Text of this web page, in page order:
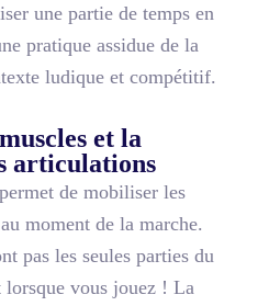
une partie de temps en
pratique assidue de la
ludique et compétitif.
et la
articulations
de mobiliser les
moment de la marche.
pas les seules parties du
vous jouez ! La